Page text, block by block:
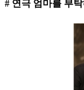
# 연극 엄마를 부